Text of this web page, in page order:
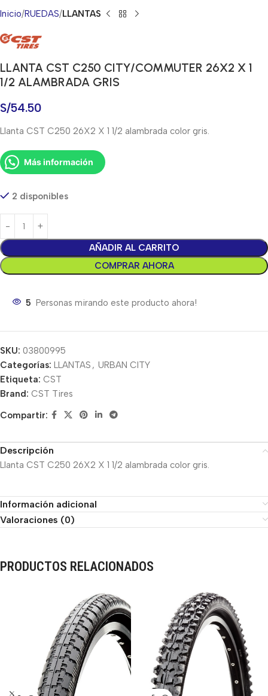
Inicio RUEDAS LLANTAS
LLANTA CST C250 CITY/COMMUTER 26X2 X 1
1/2 ALAMBRADA GRIS
S/54.50
Llanta CST C250 26X2 X 1 1/2 alambrada color gris.
Más información
2 disponibles
AÑADIR AL CARRITO
COMPRAR AHORA
5 Personas mirando este producto ahora!
SKU: 03800995
Categorías: LLANTAS , URBAN CITY
Etiqueta: CST
Brand: CST Tires
Compartir:
Descripción
Llanta CST C250 26X2 X 1 1/2 alambrada color gris.
Información adicional
Valoraciones (0)
PRODUCTOS RELACIONADOS